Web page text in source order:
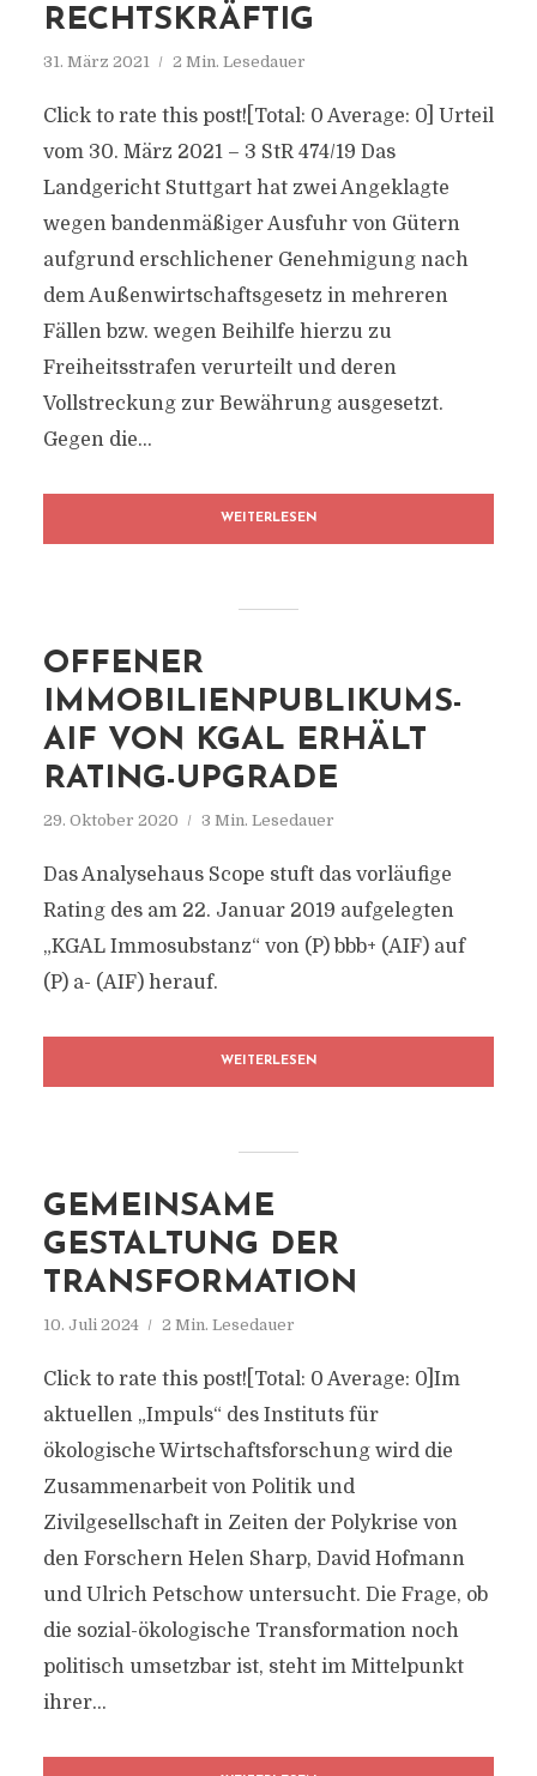
RECHTSKRÄFTIG
31. März 2021 2 Min. Lesedauer
Click to rate this post![Total: 0 Average: 0] Urteil
vom 30. März 2021 – 3 StR 474/19 Das
Landgericht Stuttgart hat zwei Angeklagte
wegen bandenmäßiger Ausfuhr von Gütern
aufgrund erschlichener Genehmigung nach
dem Außenwirtschaftsgesetz in mehreren
Fällen bzw. wegen Beihilfe hierzu zu
Freiheitsstrafen verurteilt und deren
Vollstreckung zur Bewährung ausgesetzt.
Gegen die...
WEITERLESEN
OFFENER
IMMOBILIENPUBLIKUMS-
AIF VON KGAL ERHÄLT
RATING-UPGRADE
29. Oktober 2020 3 Min. Lesedauer
Das Analysehaus Scope stuft das vorläufige
Rating des am 22. Januar 2019 aufgelegten
„KGAL Immosubstanz“ von (P) bbb+ (AIF) auf
(P) a- (AIF) herauf.
WEITERLESEN
GEMEINSAME
GESTALTUNG DER
TRANSFORMATION
10. Juli 2024 2 Min. Lesedauer
Click to rate this post![Total: 0 Average: 0]Im
aktuellen „Impuls“ des Instituts für
ökologische Wirtschaftsforschung wird die
Zusammenarbeit von Politik und
Zivilgesellschaft in Zeiten der Polykrise von
den Forschern Helen Sharp, David Hofmann
und Ulrich Petschow untersucht. Die Frage, ob
die sozial-ökologische Transformation noch
politisch umsetzbar ist, steht im Mittelpunkt
ihrer...